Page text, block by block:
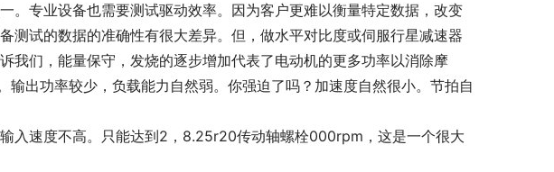
。专业设备也需要测试驱动效率。因为客户更难以衡量特定数据，改变
测试的数据的准确性有很大差异。但，做水平对比度或伺服行星减速器
我们，能量保守，发烧的逐步增加代表了电动机的更多功率以消除摩
出功率较少，负载能力自然弱。你强迫了吗？加速度自然很小。节拍自
入速度不高。只能达到2，8.25r20传动轴螺栓000rpm，这是一个很大